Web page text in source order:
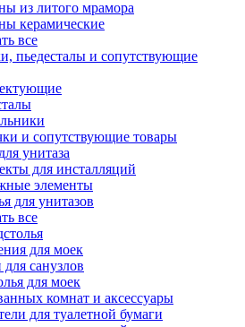
из литого мрамора
керамические
все
пьедесталы и сопутствующие
и сопутствующие товары
унитаза
для инсталляций
элементы
для унитазов
все
для моек
санузлов
для моек
комнат и аксессуары
для туалетной бумаги